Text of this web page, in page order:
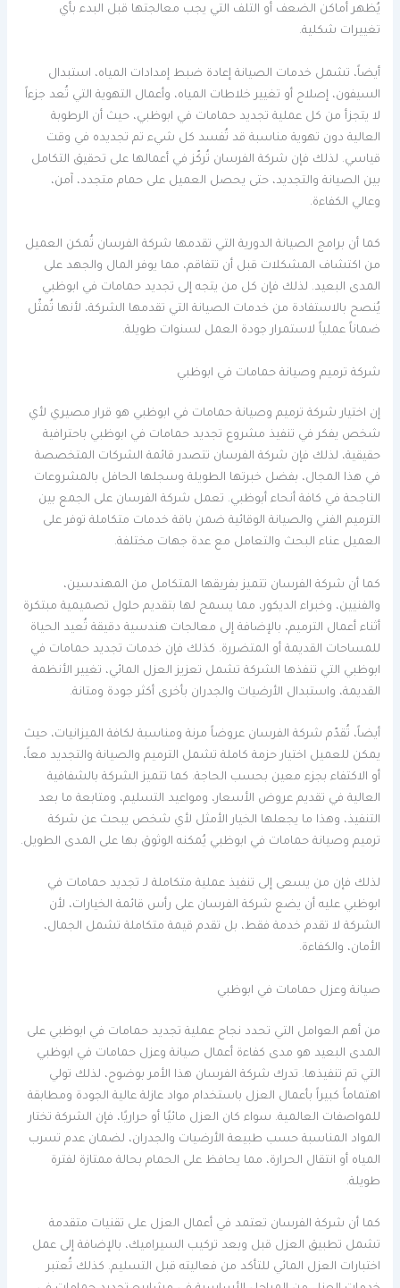
يُظهر أماكن الضعف أو التلف التي يجب معالجتها قبل البدء بأي
تغييرات شكلية.
أيضاً، تشمل خدمات الصيانة إعادة ضبط إمدادات المياه، استبدال
السيفون، إصلاح أو تغيير خلاطات المياه، وأعمال التهوية التي تُعد جزءاً
لا يتجزأ من كل عملية تجديد حمامات في ابوظبي، حيث أن الرطوبة
العالية دون تهوية مناسبة قد تُفسد كل شيء تم تجديده في وقت
قياسي. لذلك فإن شركة الفرسان تُركّز في أعمالها على تحقيق التكامل
بين الصيانة والتجديد، حتى يحصل العميل على حمام متجدد، آمن،
وعالي الكفاءة.
كما أن برامج الصيانة الدورية التي تقدمها شركة الفرسان تُمكن العميل
من اكتشاف المشكلات قبل أن تتفاقم، مما يوفر المال والجهد على
المدى البعيد. لذلك فإن كل من يتجه إلى تجديد حمامات في ابوظبي
يُنصح بالاستفادة من خدمات الصيانة التي تقدمها الشركة، لأنها تُمثّل
ضماناً عملياً لاستمرار جودة العمل لسنوات طويلة.
شركة ترميم وصيانة حمامات في ابوظبي
إن اختيار شركة ترميم وصيانة حمامات في ابوظبي هو قرار مصيري لأي
شخص يفكر في تنفيذ مشروع تجديد حمامات في ابوظبي باحترافية
حقيقية، لذلك فإن شركة الفرسان تتصدر قائمة الشركات المتخصصة
في هذا المجال، بفضل خبرتها الطويلة وسجلها الحافل بالمشروعات
الناجحة في كافة أنحاء أبوظبي. تعمل شركة الفرسان على الجمع بين
الترميم الفني والصيانة الوقائية ضمن باقة خدمات متكاملة توفر على
العميل عناء البحث والتعامل مع عدة جهات مختلفة.
كما أن شركة الفرسان تتميز بفريقها المتكامل من المهندسين،
والفنيين، وخبراء الديكور، مما يسمح لها بتقديم حلول تصميمية مبتكرة
أثناء أعمال الترميم، بالإضافة إلى معالجات هندسية دقيقة تُعيد الحياة
للمساحات القديمة أو المتضررة. كذلك فإن خدمات تجديد حمامات في
ابوظبي التي تنفذها الشركة تشمل تعزيز العزل المائي، تغيير الأنظمة
القديمة، واستبدال الأرضيات والجدران بأخرى أكثر جودة ومتانة.
أيضاً، تُقدّم شركة الفرسان عروضاً مرنة ومناسبة لكافة الميزانيات، حيث
يمكن للعميل اختيار حزمة كاملة تشمل الترميم والصيانة والتجديد معاً،
أو الاكتفاء بجزء معين بحسب الحاجة. كما تتميز الشركة بالشفافية
العالية في تقديم عروض الأسعار، ومواعيد التسليم، ومتابعة ما بعد
التنفيذ، وهذا ما يجعلها الخيار الأمثل لأي شخص يبحث عن شركة
ترميم وصيانة حمامات في ابوظبي يُمكنه الوثوق بها على المدى الطويل.
لذلك فإن من يسعى إلى تنفيذ عملية متكاملة لـ تجديد حمامات في
ابوظبي عليه أن يضع شركة الفرسان على رأس قائمة الخيارات، لأن
الشركة لا تقدم خدمة فقط، بل تقدم قيمة متكاملة تشمل الجمال،
الأمان، والكفاءة.
صيانة وعزل حمامات في ابوظبي
من أهم العوامل التي تحدد نجاح عملية تجديد حمامات في ابوظبي على
المدى البعيد هو مدى كفاءة أعمال صيانة وعزل حمامات في ابوظبي
التي تم تنفيذها. تدرك شركة الفرسان هذا الأمر بوضوح، لذلك تولي
اهتماماً كبيراً بأعمال العزل باستخدام مواد عازلة عالية الجودة ومطابقة
للمواصفات العالمية. سواء كان العزل مائيًا أو حراريًا، فإن الشركة تختار
المواد المناسبة حسب طبيعة الأرضيات والجدران، لضمان عدم تسرب
المياه أو انتقال الحرارة، مما يحافظ على الحمام بحالة ممتازة لفترة
طويلة.
كما أن شركة الفرسان تعتمد في أعمال العزل على تقنيات متقدمة
تشمل تطبيق العزل قبل وبعد تركيب السيراميك، بالإضافة إلى عمل
اختبارات العزل المائي للتأكد من فعاليته قبل التسليم. كذلك تُعتبر